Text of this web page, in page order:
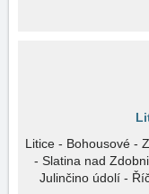
Litice - Bohousové -
- Slatina nad
Julinčino údolí -